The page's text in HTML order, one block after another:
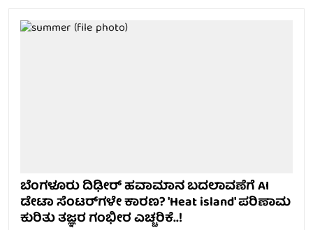
ಬೆಂಗಳೂರು ದಿಢೀರ್ ಹವಾಮಾನ ಬದಲಾವಣೆಗೆ AI
ಡೇಟಾ ಸೆಂಟರ್‌ಗಳೇ ಕಾರಣ? 'Heat island' ಪರಿಣಾಮ
ಕುರಿತು ತಜ್ಞರ ಗಂಭೀರ ಎಚ್ಚರಿಕೆ..!